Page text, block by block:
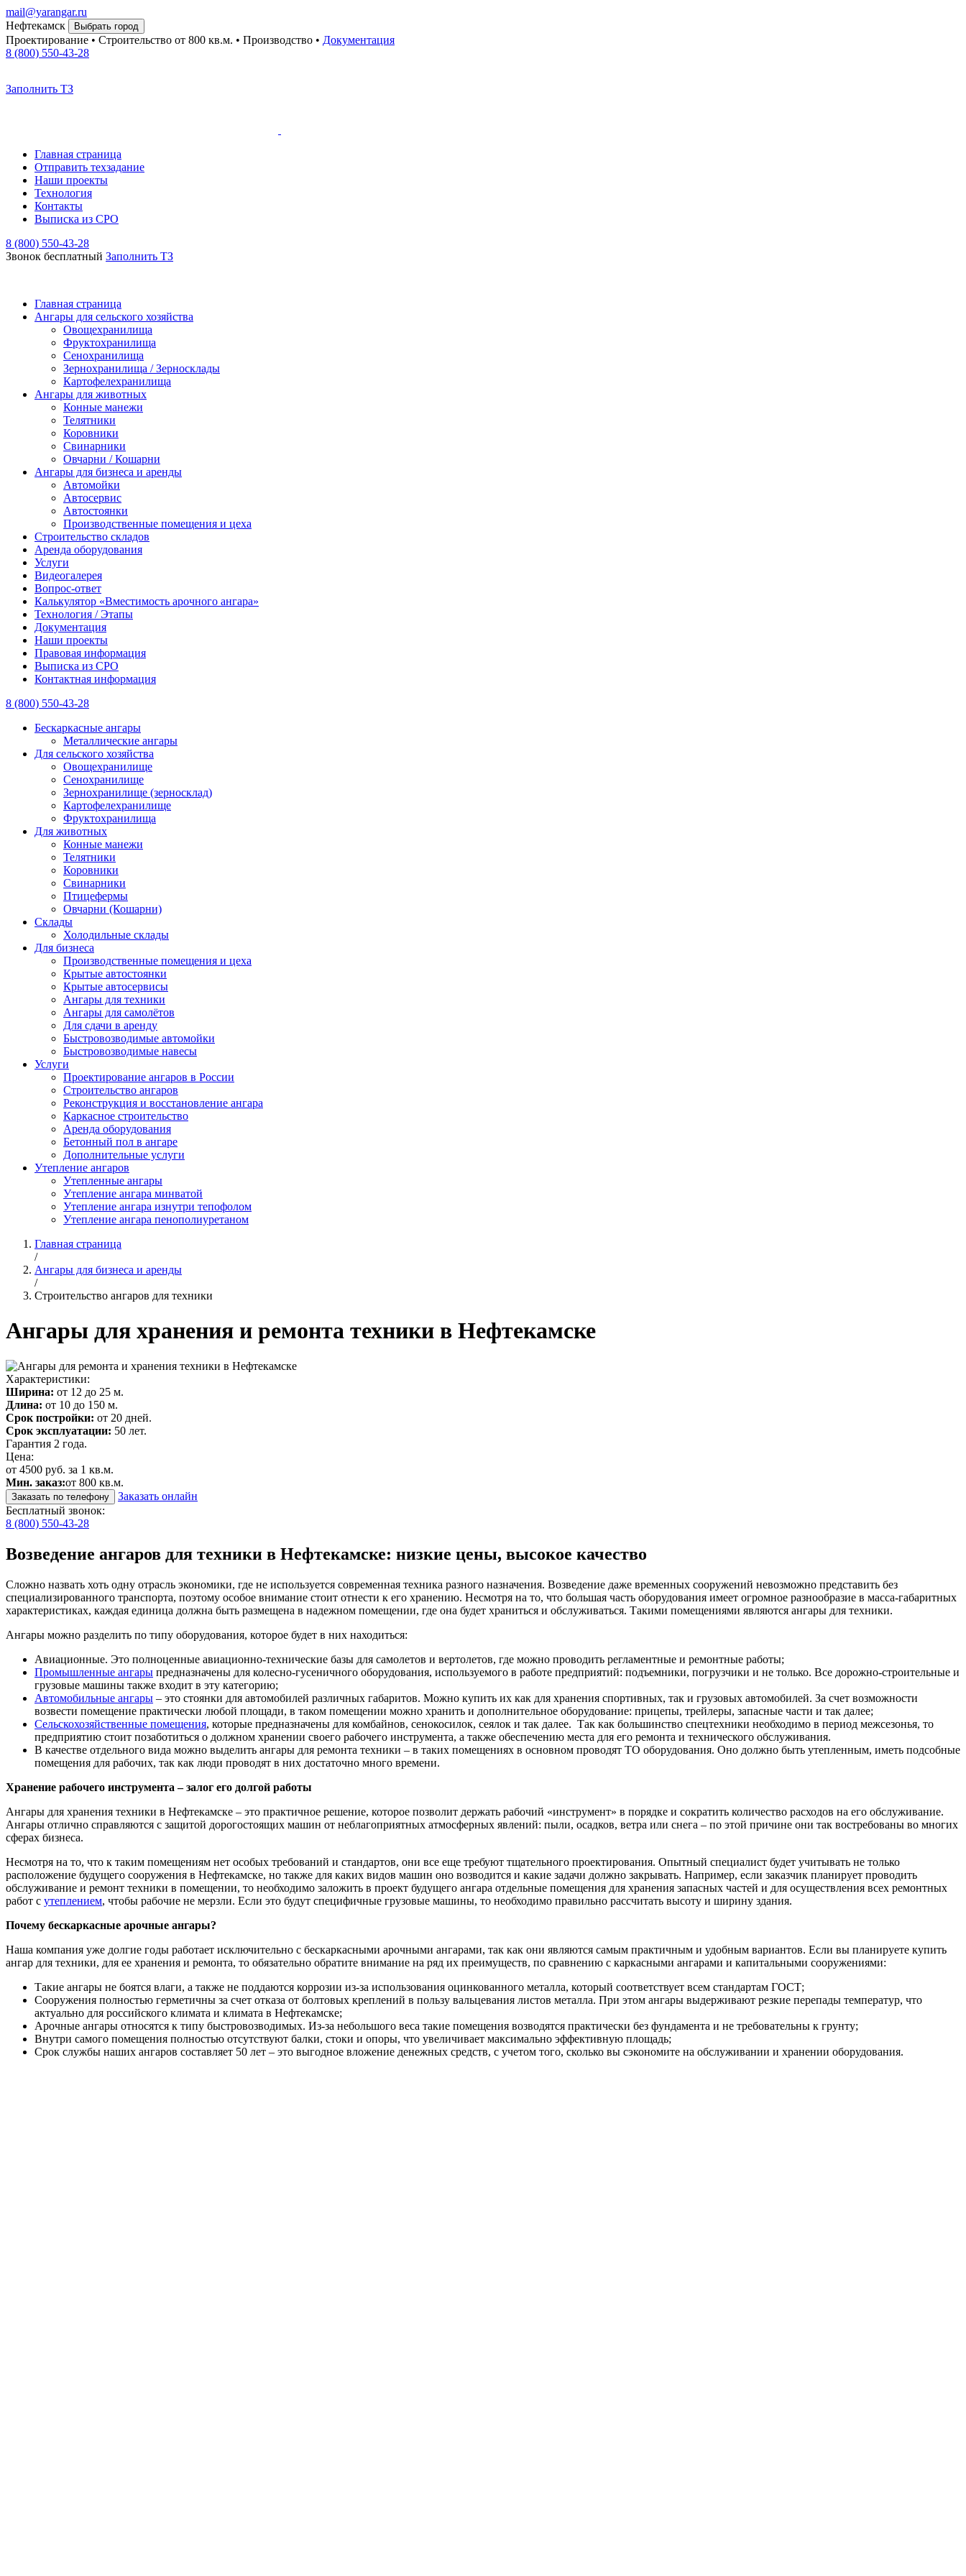
mail@yarangar.ru
Нефтекамск
Выбрать город
Проектирование • Строительство от 800 кв.м. • Производство • Документация
8 (800) 550-43-28
Заполнить ТЗ
Главная страница
Отправить техзадание
Наши проекты
Технология
Контакты
Выписка из СРО
8 (800) 550-43-28
Звонок бесплатный Заполнить TЗ
Главная страница
Ангары для сельского хозяйства
Овощехранилища
Фруктохранилища
Сенохранилища
Зернохранилища / Зерносклады
Картофелехранилища
Ангары для животных
Конные манежи
Телятники
Коровники
Свинарники
Овчарни / Кошарни
Ангары для бизнеса и аренды
Автомойки
Автосервис
Автостоянки
Производственные помещения и цеха
Строительство складов
Аренда оборудования
Услуги
Видеогалерея
Вопрос-ответ
Калькулятор «Вместимость арочного ангара»
Технология / Этапы
Документация
Наши проекты
Правовая информация
Выписка из СРО
Контактная информация
8 (800) 550-43-28
Бескаркасные ангары
Металлические ангары
Для сельского хозяйства
Овощехранилище
Сенохранилище
Зернохранилище (зерносклад)
Картофелехранилище
Фруктохранилища
Для животных
Конные манежи
Телятники
Коровники
Свинарники
Птицефермы
Овчарни (Кошарни)
Склады
Холодильные склады
Для бизнеса
Производственные помещения и цеха
Крытые автостоянки
Крытые автосервисы
Ангары для техники
Ангары для самолётов
Для сдачи в аренду
Быстровозводимые автомойки
Быстровозводимые навесы
Услуги
Проектирование ангаров в России
Строительство ангаров
Реконструкция и восстановление ангара
Каркасное строительство
Аренда оборудования
Бетонный пол в ангаре
Дополнительные услуги
Утепление ангаров
Утепленные ангары
Утепление ангара минватой
Утепление ангара изнутри тепофолом
Утепление ангара пенополиуретаном
Главная страница
/
Ангары для бизнеса и аренды
/
Строительство ангаров для техники
Ангары для хранения и ремонта техники в Нефтекамске
Характеристики:
Ширина: от 12 до 25 м.
Длина: от 10 до 150 м.
Срок постройки: от 20 дней.
Срок эксплуатации: 50 лет.
Гарантия 2 года.
Цена:
от 4500 руб. за 1 кв.м.
Мин. заказ:от 800 кв.м.
Заказать по телефону
Заказать онлайн
Бесплатный звонок:
8 (800) 550-43-28
Возведение ангаров для техники в Нефтекамске: низкие цены, высокое качество
Сложно назвать хоть одну отрасль экономики, где не используется современная техника разного назначения. Возведение даже временных сооружений невозможно представить без
специализированного транспорта, поэтому особое внимание стоит отнести к его хранению. Несмотря на то, что большая часть оборудования имеет огромное разнообразие в масса-габаритных
характеристиках, каждая единица должна быть размещена в надежном помещении, где она будет храниться и обслуживаться. Такими помещениями являются ангары для техники.
Ангары можно разделить по типу оборудования, которое будет в них находиться:
Авиационные. Это полноценные авиационно-технические базы для самолетов и вертолетов, где можно проводить регламентные и ремонтные работы;
Промышленные ангары предназначены для колесно-гусеничного оборудования, используемого в работе предприятий: подъемники, погрузчики и не только. Все дорожно-строительные и
грузовые машины также входит в эту категорию;
Автомобильные ангары – это стоянки для автомобилей различных габаритов. Можно купить их как для хранения спортивных, так и грузовых автомобилей. За счет возможности
возвести помещение практически любой площади, в таком помещении можно хранить и дополнительное оборудование: прицепы, трейлеры, запасные части и так далее;
Сельскохозяйственные помещения, которые предназначены для комбайнов, сенокосилок, сеялок и так далее. Так как большинство спецтехники необходимо в период межсезонья, то
предприятию стоит позаботиться о должном хранении своего рабочего инструмента, а также обеспечению места для его ремонта и технического обслуживания.
В качестве отдельного вида можно выделить ангары для ремонта техники – в таких помещениях в основном проводят ТО оборудования. Оно должно быть утепленным, иметь подсобные
помещения для рабочих, так как люди проводят в них достаточно много времени.
Хранение рабочего инструмента – залог его долгой работы
Ангары для хранения техники в Нефтекамске – это практичное решение, которое позволит держать рабочий «инструмент» в порядке и сократить количество расходов на его обслуживание.
Ангары отлично справляются с защитой дорогостоящих машин от неблагоприятных атмосферных явлений: пыли, осадков, ветра или снега – по этой причине они так востребованы во многих
сферах бизнеса.
Несмотря на то, что к таким помещениям нет особых требований и стандартов, они все еще требуют тщательного проектирования. Опытный специалист будет учитывать не только
расположение будущего сооружения в Нефтекамске, но также для каких видов машин оно возводится и какие задачи должно закрывать. Например, если заказчик планирует проводить
обслуживание и ремонт техники в помещении, то необходимо заложить в проект будущего ангара отдельные помещения для хранения запасных частей и для осуществления всех ремонтных
работ с утеплением, чтобы рабочие не мерзли. Если это будут специфичные грузовые машины, то необходимо правильно рассчитать высоту и ширину здания.
Почему бескаркасные арочные ангары?
Наша компания уже долгие годы работает исключительно с бескаркасными арочными ангарами, так как они являются самым практичным и удобным вариантов. Если вы планируете купить
ангар для техники, для ее хранения и ремонта, то обязательно обратите внимание на ряд их преимуществ, по сравнению с каркасными ангарами и капитальными сооружениями:
Такие ангары не боятся влаги, а также не поддаются коррозии из-за использования оцинкованного металла, который соответствует всем стандартам ГОСТ;
Сооружения полностью герметичны за счет отказа от болтовых креплений в пользу вальцевания листов металла. При этом ангары выдерживают резкие перепады температур, что
актуально для российского климата и климата в Нефтекамске;
Арочные ангары относятся к типу быстровозводимых. Из-за небольшого веса такие помещения возводятся практически без фундамента и не требовательны к грунту;
Внутри самого помещения полностью отсутствуют балки, стоки и опоры, что увеличивает максимально эффективную площадь;
Срок службы наших ангаров составляет 50 лет – это выгодное вложение денежных средств, с учетом того, сколько вы сэкономите на обслуживании и хранении оборудования.